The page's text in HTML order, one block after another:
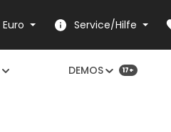
Euro Service/Hilfe
DEMOS 17+